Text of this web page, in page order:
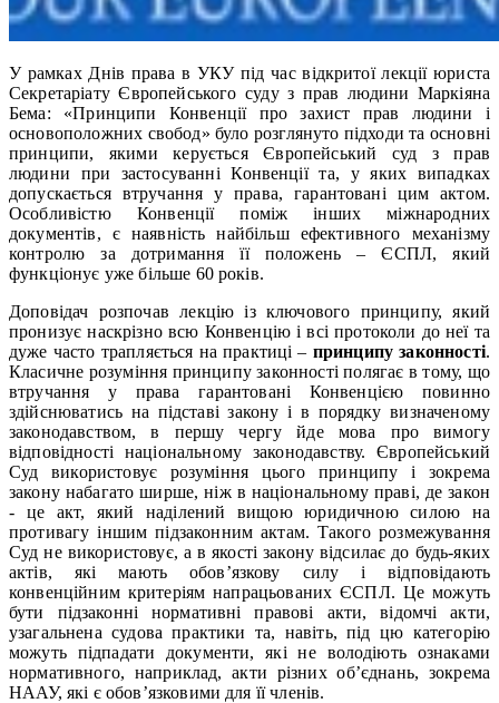
У рамках Днів права в УКУ під час відкритої лекції юриста
Секретаріату Європейського суду з прав людини Маркіяна
Бема: «Принципи Конвенції про захист прав людини і
основоположних свобод» було розглянуто підходи та основні
принципи, якими керується Європейський суд з прав
людини при застосуванні Конвенції та, у яких випадках
допускається втручання у права, гарантовані цим актом.
Особливістю Конвенції поміж інших міжнародних
документів, є наявність найбільш ефективного механізму
контролю за дотримання її положень – ЄСПЛ, який
функціонує уже більше 60 років.
Доповідач розпочав лекцію із ключового принципу, який
пронизує наскрізно всю Конвенцію і всі протоколи до неї та
дуже часто трапляється на практиці – принципу законності.
Класичне розуміння принципу законності полягає в тому, що
втручання у права гарантовані Конвенцією повинно
здійснюватись на підставі закону і в порядку визначеному
законодавством, в першу чергу йде мова про вимогу
відповідності національному законодавству. Європейський
Суд використовує розуміння цього принципу і зокрема
закону набагато ширше, ніж в національному праві, де закон
- це акт, який наділений вищою юридичною силою на
противагу іншим підзаконним актам. Такого розмежування
Суд не використовує, а в якості закону відсилає до будь-яких
актів, які мають обов’язкову силу і відповідають
конвенційним критеріям напрацьованих ЄСПЛ. Це можуть
бути підзаконні нормативні правові акти, відомчі акти,
узагальнена судова практики та, навіть, під цю категорію
можуть підпадати документи, які не володіють ознаками
нормативного, наприклад, акти різних об’єднань, зокрема
НААУ, які є обов’язковими для її членів.